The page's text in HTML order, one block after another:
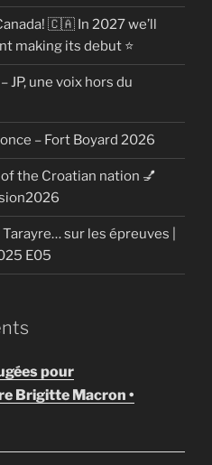
🇨🇦 In 2027 we’ll
making its debut ⭐
JP, une voix hors du
– Fort Boyard 2026
the Croatian nation 💅
sur les épreuves |
E05
pour
Brigitte Macron •